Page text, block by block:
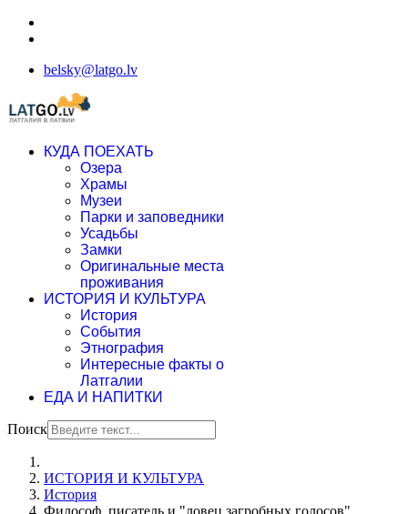
belsky@latgo.lv
КУДА ПОЕХАТЬ
Озера
Храмы
Музеи
Парки и заповедники
Усадьбы
Замки
Оригинальные места
проживания
ИСТОРИЯ И КУЛЬТУРА
История
События
Этнография
Интересные факты о
Латгалии
ЕДА И НАПИТКИ
Поиск
ИСТОРИЯ И КУЛЬТУРА
История
Философ, писатель и "ловец загробных голосов"